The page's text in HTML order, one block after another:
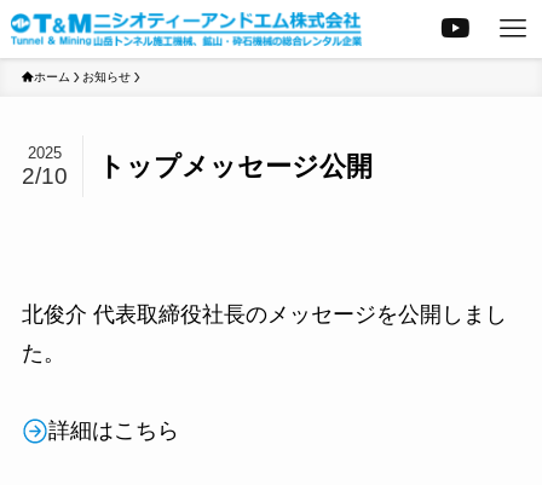
ホーム お知らせ
トップメッセージ公開
2025
2/10
北俊介 代表取締役社長のメッセージを公開しまし
た。
詳細はこちら